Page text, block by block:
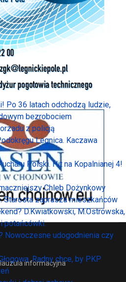
informacyjna
Po 36 latach odchodzą ludzie,
bezrobociem
z policją
Legnica. Kaczawa
Polski. Hit na Kopalnianej 4!
Chleb Dożynkowy
Starosta zaprasza mieszkańców
D.Kwiatkowski, M.Ostrowska,
potańcówki.
Nowoczesne udogodnienia czy
Radny chce, by PKP